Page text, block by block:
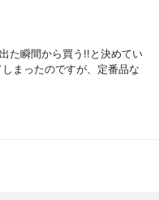
た瞬間から買う!!と決めてい
まったのですが、定番品な